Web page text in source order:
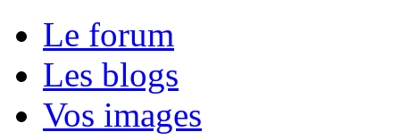
Le forum
Les blogs
Vos images